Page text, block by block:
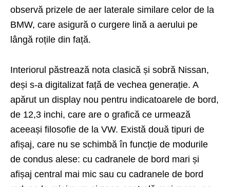
observă prizele de aer laterale similare celor de la
BMW, care asigură o curgere lină a aerului pe
lângă roțile din față.
Interiorul păstrează nota clasică și sobră Nissan,
deși s-a digitalizat față de vechea generație. A
apărut un display nou pentru indicatoarele de bord,
de 12,3 inchi, care are o grafică ce urmează
aceeași filosofie de la VW. Există două tipuri de
afișaj, care nu se schimbă în funcție de modurile
de condus alese: cu cadranele de bord mari și
afișaj central mai mic sau cu cadranele de bord